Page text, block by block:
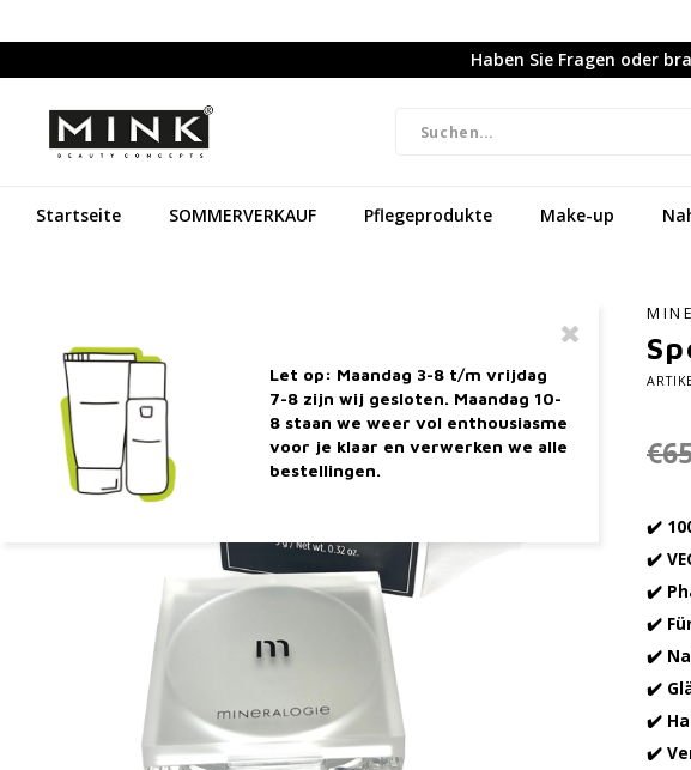
Haben Sie Fragen oder
Startseite SOMMERVERKAUF Pflegeprodukte Make-up
Let op: Maandag 3-8 t/m vrijdag
7-8 zijn wij gesloten. Maandag 10-
8 staan we weer vol enthousiasme
voor je klaar en verwerken we alle
bestellingen.
✔️
✔️
✔️
✔️
✔️
✔️
✔️
✔️